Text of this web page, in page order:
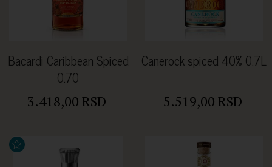
Bacardi Caribbean Spiced
0.70
3.418,00 RSD
Canerock spiced 40% 0.7L
5.519,00 RSD